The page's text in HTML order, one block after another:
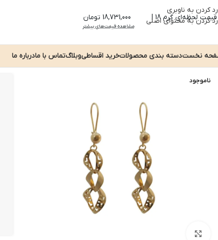
رد کردن به ناوبری
رد کردن به محتوای اصلی
قیمت لحظه‌ای گرم 18 | 18,731,000 تومان
مشاهده قیمت‌های بیشتر
نخستدسته بندی محصولاتخرید اقساطیوبلاگتماس با مادرباره ما
ناموجود